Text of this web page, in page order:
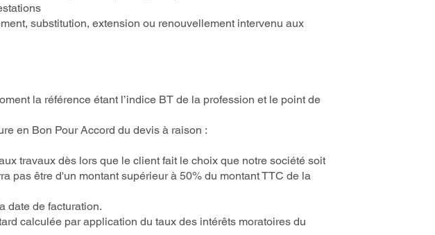
substitution, extension ou renouvellement intervenu aux
la référence étant l’indice BT de la profession et le point de
en Bon Pour Accord du devis à raison :
travaux dès lors que le client fait le choix que notre société soit
pas être d'un montant supérieur à 50% du montant TTC de la
date de facturation.
calculée par application du taux des intérêts moratoires du